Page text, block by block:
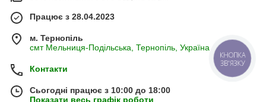
Працює з 28.04.2023
м. Тернопіль
смт Мельниця-Подільська, Тернопіль, Україна
Контакти
Сьогодні працює з 10:00 до 18:00
Показати весь графік роботи
КНОПКА
ЗВ'ЯЗКУ